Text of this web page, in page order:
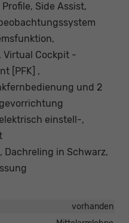
Side Assist,
Virtual Cockpit -
[PFK] ,
und 2
einstell-,
Dachreling in Schwarz,
vorhanden